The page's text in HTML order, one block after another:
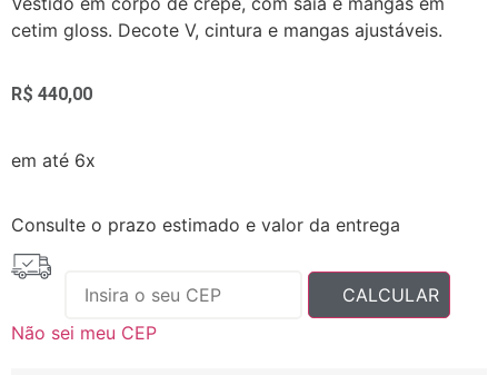
cetim gloss. Decote V, cintura e mangas ajustáveis.
R$ 440,00
em até 6x
Consulte o prazo estimado e valor da entrega
Não sei meu CEP